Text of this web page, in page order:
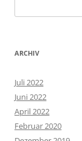
nach:
ARCHIV
Juli 2022
Juni 2022
April 2022
Februar 2020